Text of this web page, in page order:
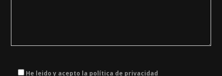
He leido y acepto la política de privacidad